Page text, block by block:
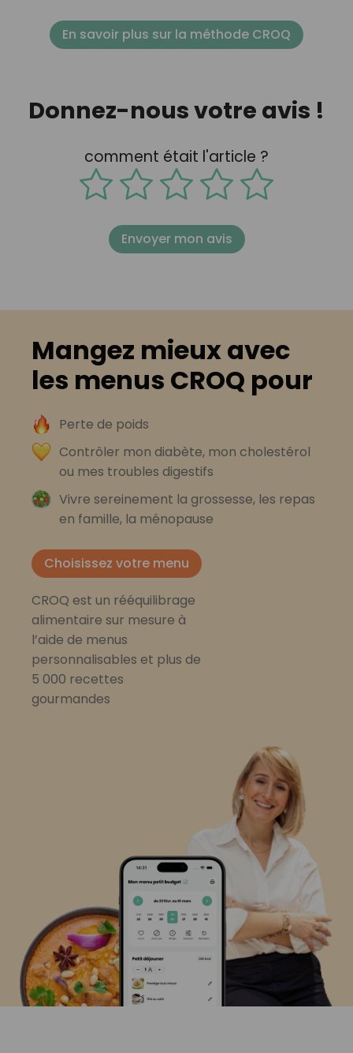
En savoir plus sur la méthode CROQ
Donnez-nous votre avis !
comment était l'article ?
Envoyer mon avis
Mangez mieux avec
les menus CROQ pour
Perte de poids
Contrôler mon diabète, mon cholestérol
ou mes troubles digestifs
Vivre sereinement la grossesse, les repas
en famille, la ménopause
Choisissez votre menu
CROQ est un rééquilibrage
alimentaire sur mesure à
l’aide de menus
personnalisables et plus de
5 000 recettes
gourmandes